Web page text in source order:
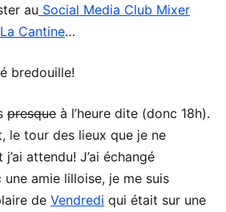
au Social Media Club Mixer
La Cantine…
bredouille!
presque à l’heure dite (donc 18h).
le tour des lieux que je ne
attendu! J’ai échangé
une amie lilloise, je me suis
de Vendredi qui était sur une